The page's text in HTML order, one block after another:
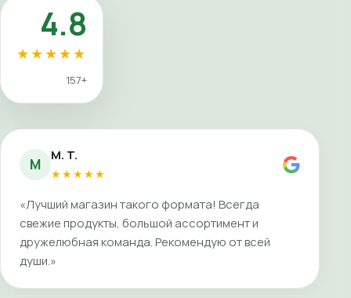
4.8
★★★★★
157+
M M. T.
★★★★★
«Лучший магазин такого формата! Всегда
свежие продукты, большой ассортимент и
дружелюбная команда. Рекомендую от всей
души.»